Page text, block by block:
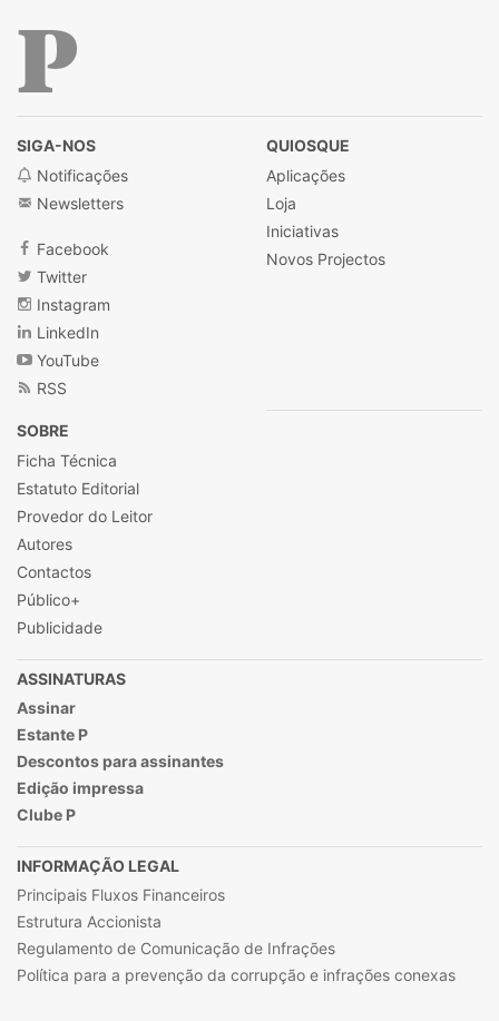
SIGA-NOS
Notificações
Newsletters
Facebook
Twitter
Instagram
LinkedIn
YouTube
RSS
QUIOSQUE
Aplicações
Loja
Iniciativas
Novos Projectos
SOBRE
Ficha Técnica
Estatuto Editorial
Provedor do Leitor
Autores
Contactos
Público+
Publicidade
ASSINATURAS
Assinar
Estante P
Descontos para assinantes
Edição impressa
Clube P
INFORMAÇÃO LEGAL
Principais Fluxos Financeiros
Estrutura Accionista
Regulamento de Comunicação de Infrações
Política para a prevenção da corrupção e infrações conexas